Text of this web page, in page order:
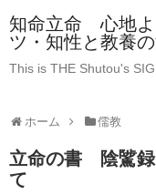
知命立命 心地
ツ・知性と教養
This is THE Shutou's
ホーム 儒教
立命の書 陰騭録
て